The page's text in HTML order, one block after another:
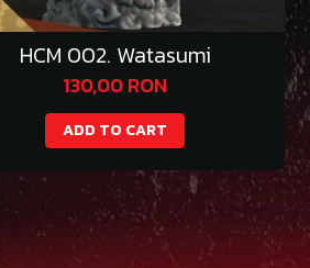
HCM 002. Watasumi
130,00 RON
ADD TO CART